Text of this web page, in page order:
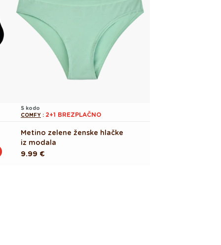
S kodo
COMFY : 2+1 BREZPLAČNO
Metino zelene ženske hlačke
iz modala
Redna
9.99 €